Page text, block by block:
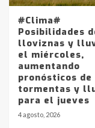
#Clima#
Posibilidades
lloviznas y
el miércoles,
aumentando
pronósticos de
tormentas y
para el jueves
4 agosto, 2026
5
Los
La
entre
6
La
con
de la